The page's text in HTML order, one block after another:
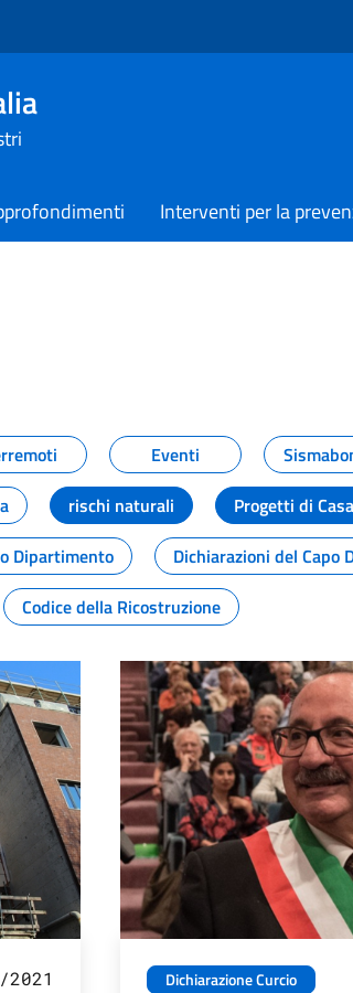
Interventi per la
NOTIZIEEventi
rischi naturali Progetti di
Dipartimento Dichiarazioni del Capo
Codice della Ricostruzione
Dichiarazione Curcio